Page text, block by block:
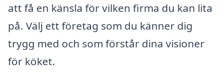
att få en känsla för vilken firma du kan lita
på. Välj ett företag som du känner dig
trygg med och som förstår dina visioner
för köket.